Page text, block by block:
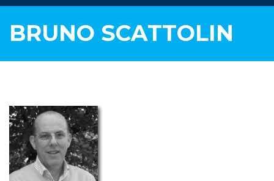
BRUNO SCATTOLIN